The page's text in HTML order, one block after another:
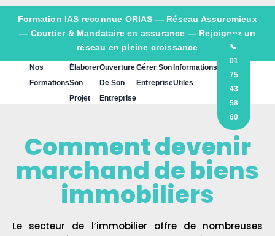
Formation IAS reconnue ORIAS — Réseau Assuromieux
— Courtier & Mandataire en assurance — Rejoignez un
réseau en pleine croissance
Nos
Formations
Élaborer
Son
Projet
Ouverture
De Son
Entreprise
Gérer Son
Entreprise
Informations
Utiles
📞
01
75
43
58
60
Comment devenir
marchand de biens
immobiliers
Le secteur de l’immobilier offre de nombreuses